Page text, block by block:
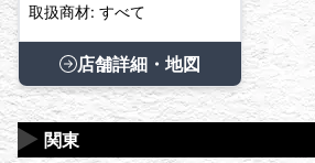
取扱商材: すべて
店舗詳細・地図
関東
▶